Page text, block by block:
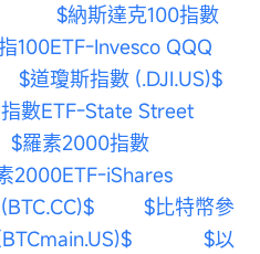
$納斯達克100指數
100ETF-Invesco QQQ
$道瓊斯指數 (.DJI.US)$
數ETF-State Street
$羅素2000指數
2000ETF-iShares
$比特幣參
$以